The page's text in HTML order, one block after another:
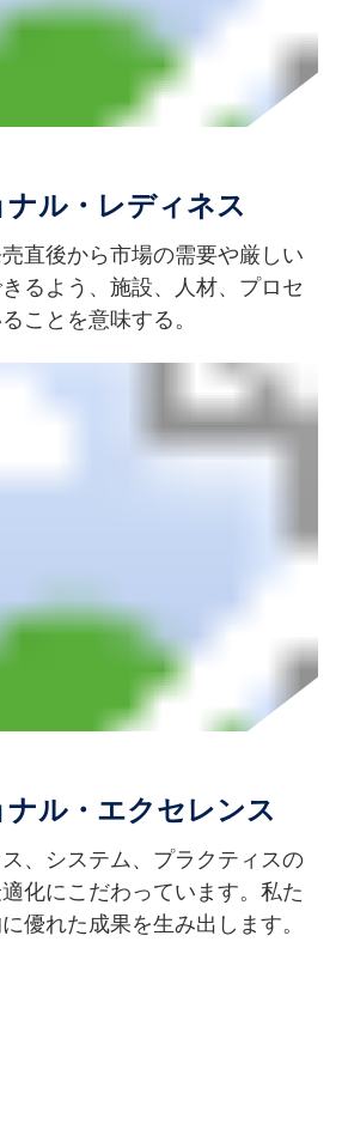
ル・レディネス
直後から市場の需要や厳しい
るよう、施設、人材、プロセ
ことを意味する。
ル・エクセレンス
、システム、プラクティスの
化にこだわっています。私た
優れた成果を生み出します。